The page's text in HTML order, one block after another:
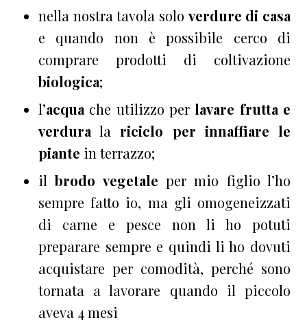
nella nostra tavola solo verdure di casa
e quando non è possibile cerco di
comprare prodotti di coltivazione
biologica;
l’acqua che utilizzo perlavare frutta e
verdura lariciclo per innaffiare le
piante in terrazzo;
ilbrodo vegetale per mio figlio l’ho
sempre fatto io, ma gli omogeneizzati
di carne e pesce non li ho potuti
preparare sempre e quindi li ho dovuti
acquistare per comodità, perché sono
tornata a lavorare quando il piccolo
aveva 4 mesi